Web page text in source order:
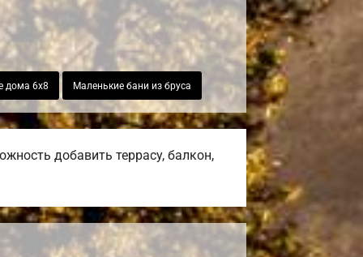
дома 6х8 Маленькие бани из бруса
добавить террасу, балкон,